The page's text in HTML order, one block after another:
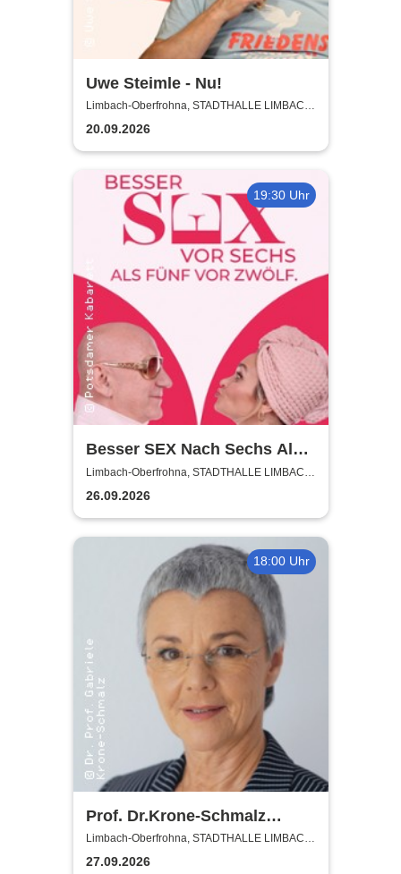
Uwe Steimle - Nu!
Limbach-Oberfrohna, STADTHALLE LIMBACH-
OBERFROHNA
20.09.2026
19:30 Uhr
Besser SEX Nach Sechs Als
Fünf Vor Zwölf - Stadthalle
Limbach-Oberfrohna
Limbach-Oberfrohna, STADTHALLE LIMBACH-
OBERFROHNA
26.09.2026
18:00 Uhr
Prof. Dr.Krone-Schmalz
Russland - und der Westen -
eine schwierige Beziehung
Limbach-Oberfrohna, STADTHALLE LIMBACH-
OBERFROHNA
27.09.2026